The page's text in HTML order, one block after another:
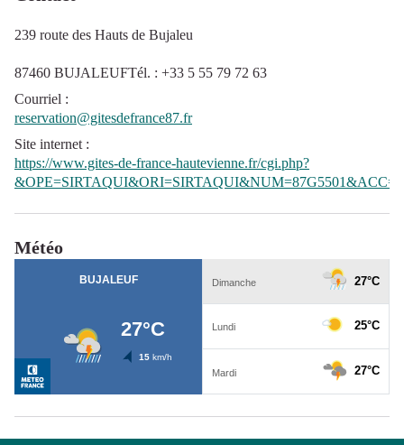
239 route des Hauts de Bujaleu
87460 BUJALEUFTél. : +33 5 55 79 72 63
Courriel :
reservation@gitesdefrance87.fr
Site internet :
https://www.gites-de-france-hautevienne.fr/cgi.php?
Météo